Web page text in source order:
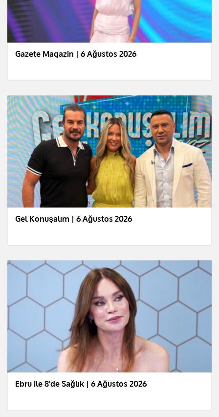
Gazete Magazin | 6 Ağustos 2026
Gel Konuşalım | 6 Ağustos 2026
Ebru ile 8'de Sağlık | 6 Ağustos 2026